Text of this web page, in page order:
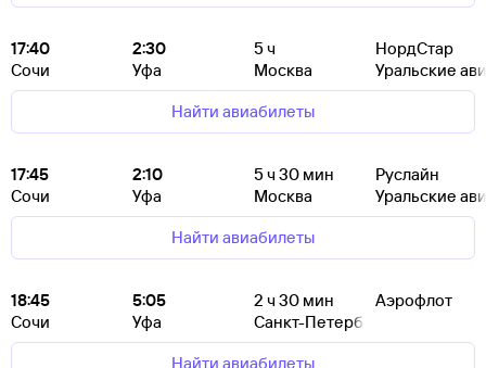
17:40
Сочи
2:30
Уфа
5ч
Москва
НордСтар
Уральские
Найти авиабилеты
17:45
Сочи
2:10
Уфа
5ч 30 мин
Москва
Руслайн
Уральские
Найти авиабилеты
18:45
Сочи
5:05
Уфа
2 ч 30 мин
Санкт-Петербург
Аэрофлот
Найти авиабилеты